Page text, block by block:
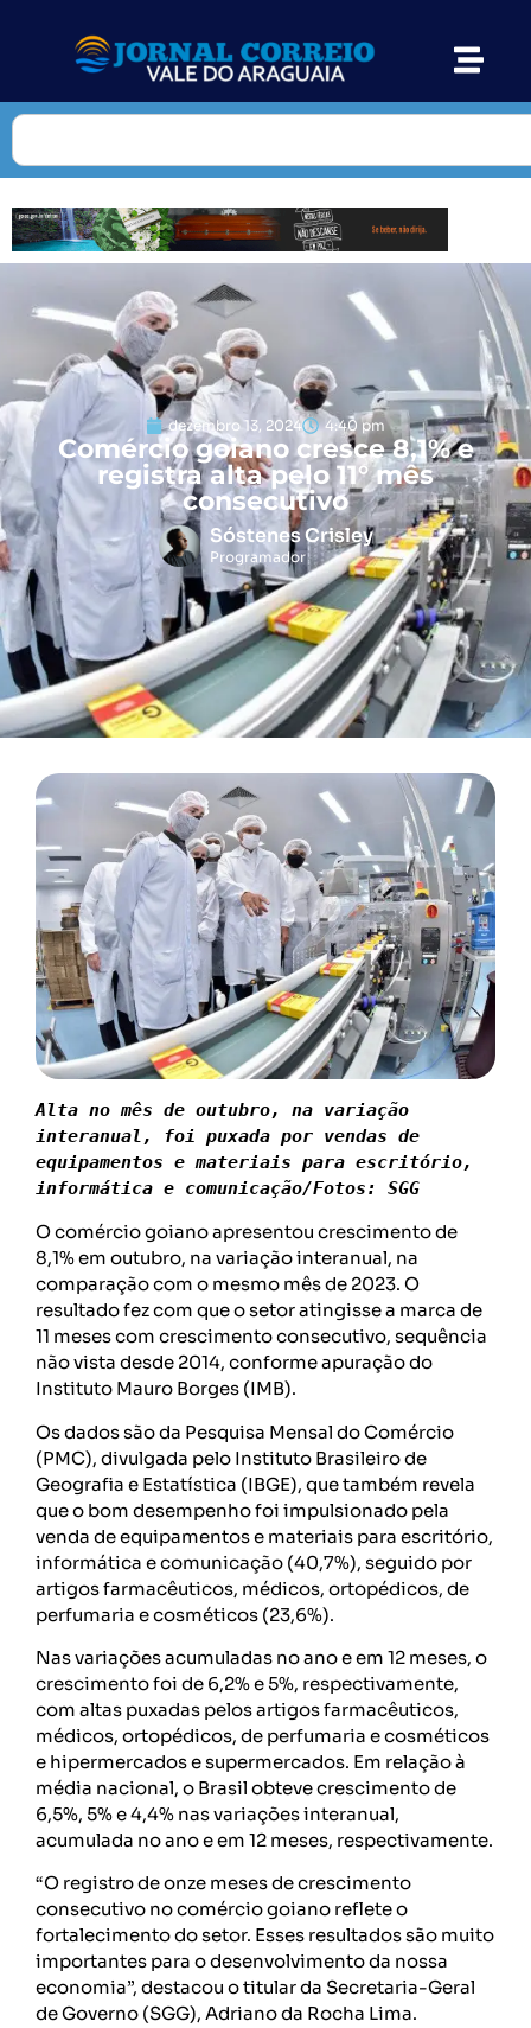
dezembro 13, 2024 4:40 pm
Comércio goiano cresce 8,1% e
registra alta pelo 11° mês
consecutivo
Sóstenes Crisley
Programador
Alta no mês de outubro, na variação
interanual, foi puxada por vendas de
equipamentos e materiais para escritório,
informática e comunicação/Fotos: SGG
O comércio goiano apresentou crescimento de
8,1% em outubro, na variação interanual, na
comparação com o mesmo mês de 2023. O
resultado fez com que o setor atingisse a marca de
11 meses com crescimento consecutivo, sequência
não vista desde 2014, conforme apuração do
Instituto Mauro Borges (IMB).
Os dados são da Pesquisa Mensal do Comércio
(PMC), divulgada pelo Instituto Brasileiro de
Geografia e Estatística (IBGE), que também revela
que o bom desempenho foi impulsionado pela
venda de equipamentos e materiais para escritório,
informática e comunicação (40,7%), seguido por
artigos farmacêuticos, médicos, ortopédicos, de
perfumaria e cosméticos (23,6%).
Nas variações acumuladas no ano e em 12 meses, o
crescimento foi de 6,2% e 5%, respectivamente,
com altas puxadas pelos artigos farmacêuticos,
médicos, ortopédicos, de perfumaria e cosméticos
e hipermercados e supermercados. Em relação à
média nacional, o Brasil obteve crescimento de
6,5%, 5% e 4,4% nas variações interanual,
acumulada no ano e em 12 meses, respectivamente.
“O registro de onze meses de crescimento
consecutivo no comércio goiano reflete o
fortalecimento do setor. Esses resultados são muito
importantes para o desenvolvimento da nossa
economia”, destacou o titular da Secretaria-Geral
de Governo (SGG), Adriano da Rocha Lima.